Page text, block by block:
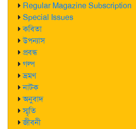
Regular Magazine Subscription
Special Issues
কবিতা
উপন্যাস
প্রবন্ধ
গল্প
ভ্রমণ
নাটক
অনুবাদ
স্মৃতি
জীবনী